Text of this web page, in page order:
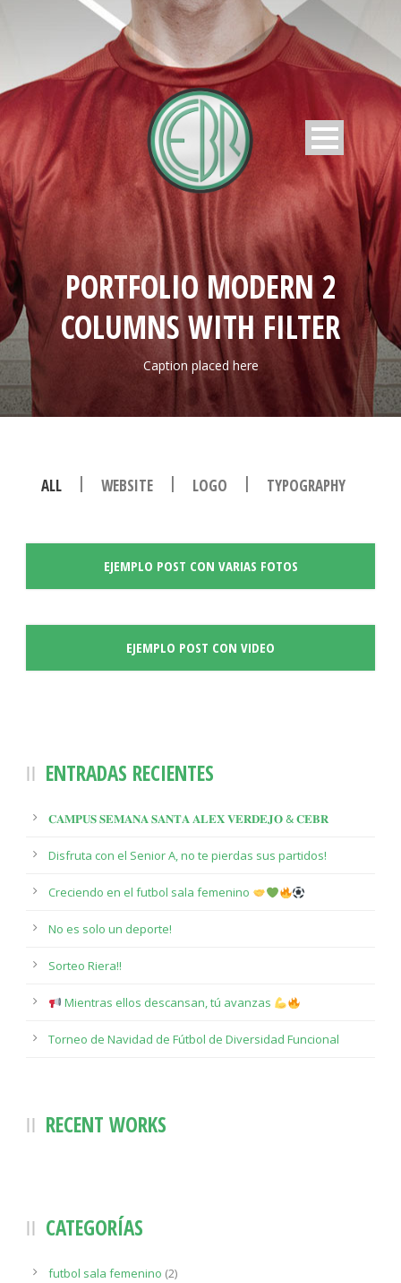
PORTFOLIO MODERN 2
COLUMNS WITH FILTER
Caption placed here
ALL | WEBSITE | LOGO | TYPOGRAPHY
EJEMPLO POST CON VARIAS FOTOS
EJEMPLO POST CON VIDEO
ENTRADAS RECIENTES
𝐂𝐀𝐌𝐏𝐔𝐒 𝐒𝐄𝐌𝐀𝐍𝐀 𝐒𝐀𝐍𝐓𝐀 𝐀𝐋𝐄𝐗 𝐕𝐄𝐑𝐃𝐄𝐉𝐎 & 𝐂𝐄𝐁𝐑
Disfruta con el Senior A, no te pierdas sus partidos!
Creciendo en el futbol sala femenino
No es solo un deporte!
Sorteo Riera!!
Mientras ellos descansan, tú avanzas
Torneo de Navidad de Fútbol de Diversidad Funcional
RECENT WORKS
CATEGORÍAS
futbol sala femenino (2)